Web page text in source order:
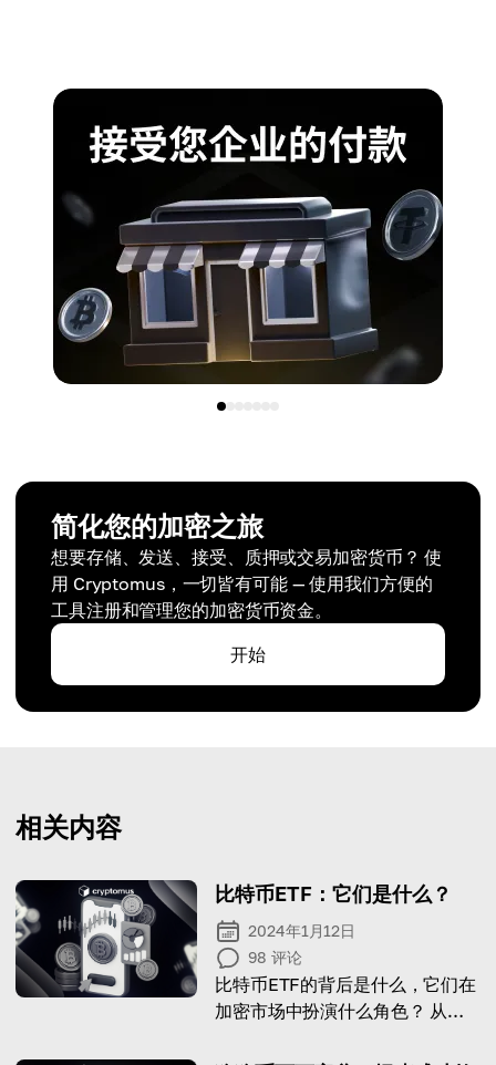
简化您的加密之旅
想要存储、发送、接受、质押或交易加密货币？ 使
用 Cryptomus，一切皆有可能 — 使用我们方便的
工具注册和管理您的加密货币资金。
开始
相关内容
比特币ETF：它们是什么？
2024年1月12日
98 评论
比特币ETF的背后是什么，它们在
加密市场中扮演什么角色？ 从我